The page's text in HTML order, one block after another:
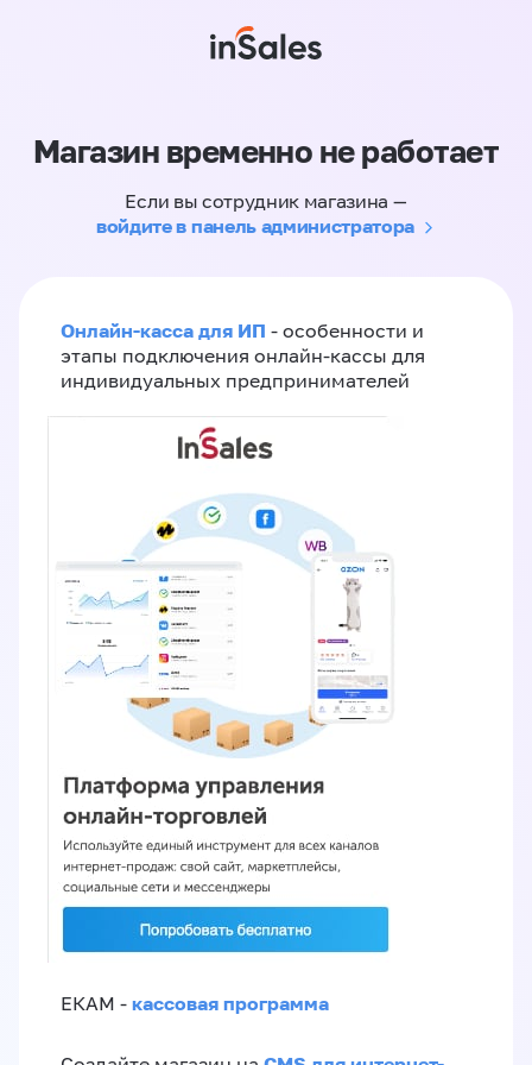
Магазин временно не работает
Если вы сотрудник магазина —
войдите в панель администратора
Онлайн-касса для ИП - особенности и
этапы подключения онлайн-кассы для
индивидуальных предпринимателей
ЕКАМ - кассовая программа